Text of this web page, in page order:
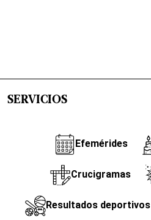
SERVICIOS
Efemérides
Crucigramas
Resultados deportivos